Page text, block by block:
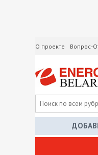
О проекте Вопрос-